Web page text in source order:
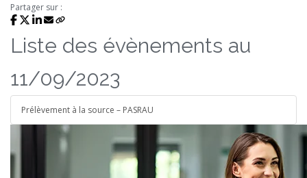
Partager sur :
Liste des évènements au
11/09/2023
Prélèvement à la source – PASRAU